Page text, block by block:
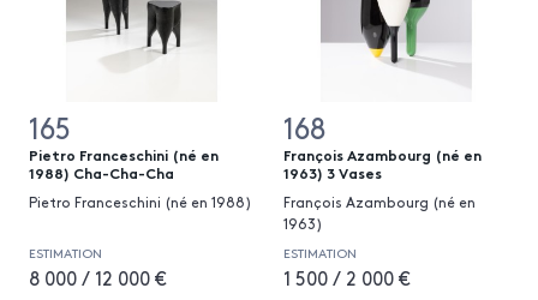
165
Pietro Franceschini (né en
1988) Cha-Cha-Cha
Pietro Franceschini (né en 1988)
ESTIMATION
8 000 / 12 000 €
168
François Azambourg (né en
1963) 3 Vases
François Azambourg (né en
1963)
ESTIMATION
1 500 / 2 000 €